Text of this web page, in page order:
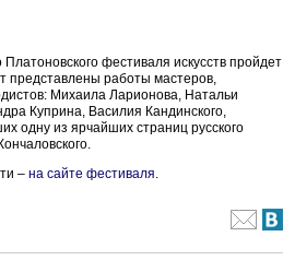
фестиваля искусств пройдет
представлены работы мастеров,
Михаила Ларионова, Натальи
Куприна, Василия Кандинского,
одну из ярчайших страниц русского
– на сайте фестиваля